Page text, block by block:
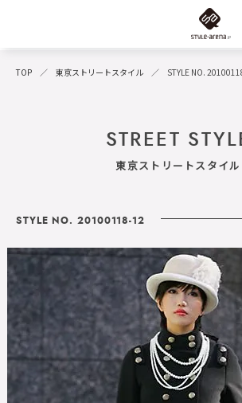
TOP 東京ストリートスタイル STYLE NO.
STREET
東京ストリートスタイル
STYLE NO. 20100118-12